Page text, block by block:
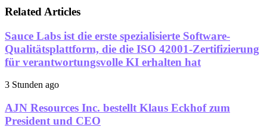
Related Articles
Sauce Labs ist die erste spezialisierte Software-
Qualitätsplattform, die die ISO 42001-Zertifizierung
für verantwortungsvolle KI erhalten hat
3 Stunden ago
AJN Resources Inc. bestellt Klaus Eckhof zum
President und CEO